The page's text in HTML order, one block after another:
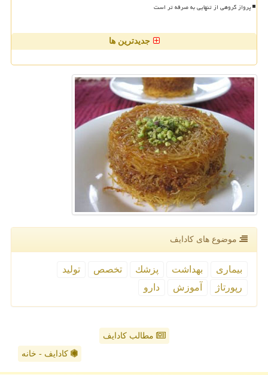
پرواز گروهی از تنهایی به صرفه تر است
جدیدترین ها
موضوع های كادایف
بیماری بهداشت پزشك تخصص
تولید
رپورتاژ
آموزش دارو
مطالب کادایف
کادایف - خانه